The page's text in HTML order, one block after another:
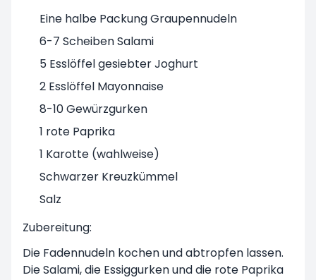
Eine halbe Packung Graupennudeln
6-7 Scheiben Salami
5 Esslöffel gesiebter Joghurt
2 Esslöffel Mayonnaise
8-10 Gewürzgurken
1 rote Paprika
1 Karotte (wahlweise)
Schwarzer Kreuzkümmel
Salz
Zubereitung:
Die Fadennudeln kochen und abtropfen lassen.
Die Salami, die Essiggurken und die rote Paprika